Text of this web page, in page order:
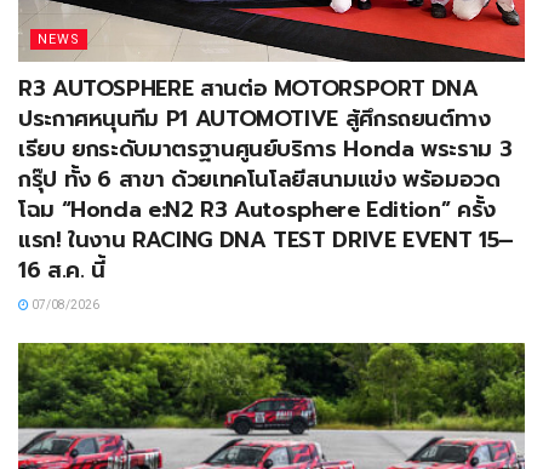
NEWS
R3 AUTOSPHERE สานต่อ MOTORSPORT DNA
ประกาศหนุนทีม P1 AUTOMOTIVE สู้ศึกรถยนต์ทาง
เรียบ ยกระดับมาตรฐานศูนย์บริการ Honda พระราม 3
กรุ๊ป ทั้ง 6 สาขา ด้วยเทคโนโลยีสนามแข่ง พร้อมอวด
โฉม “Honda e:N2 R3 Autosphere Edition” ครั้ง
แรก! ในงาน RACING DNA TEST DRIVE EVENT 15–
16 ส.ค. นี้
07/08/2026